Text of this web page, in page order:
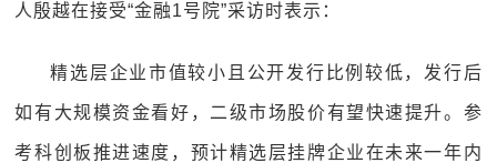
人殷越在接受“金融1号院”采访时表示：
精选层企业市值较小且公开发行比例较低，发行后
如有大规模资金看好，二级市场股价有望快速提升。参
考科创板推进速度，预计精选层挂牌企业在未来一年内